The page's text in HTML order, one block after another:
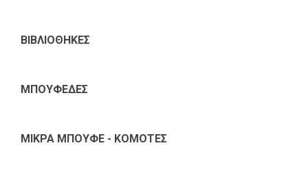
ΒΙΒΛΙΟΘΗΚΕΣ
ΜΠΟΥΦΕΔΕΣ
ΜΙΚΡΑ ΜΠΟΥΦΕ - ΚΟΜΟΤΕΣ